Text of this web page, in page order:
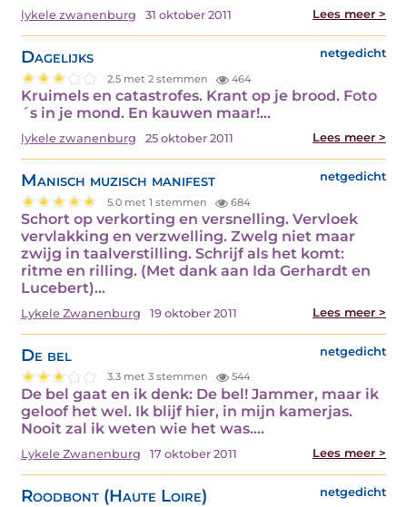
lykele zwanenburg 31 oktober 2011 Lees meer >
Dagelijks netgedicht
2.5 met 2 stemmen 464
Kruimels en catastrofes. Krant op je brood. Foto
´s in je mond. En kauwen maar!…
lykele zwanenburg 25 oktober 2011 Lees meer >
Manisch muzisch manifest netgedicht
5.0 met 1 stemmen 684
Schort op verkorting en versnelling. Vervloek
vervlakking en verzwelling. Zwelg niet maar
zwijg in taalverstilling. Schrijf als het komt:
ritme en rilling. (Met dank aan Ida Gerhardt en
Lucebert)…
Lykele Zwanenburg 19 oktober 2011 Lees meer >
De bel netgedicht
3.3 met 3 stemmen 544
De bel gaat en ik denk: De bel! Jammer, maar ik
geloof het wel. Ik blijf hier, in mijn kamerjas.
Nooit zal ik weten wie het was.…
Lykele Zwanenburg 17 oktober 2011 Lees meer >
Roodbont (Haute Loire) netgedicht